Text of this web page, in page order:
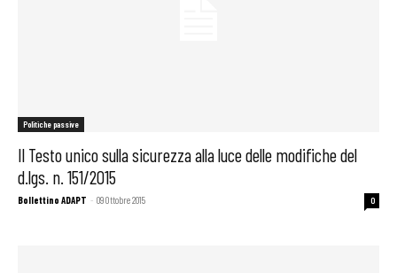
Politiche passive
Il Testo unico sulla sicurezza alla luce delle modifiche del
d.lgs. n. 151/2015
Bollettino ADAPT - 09 Ottobre 2015 0